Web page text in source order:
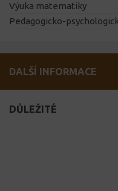
Výuka matematiky
Pedagogicko-
DALŠÍ INFORMACE
DŮLEŽITÉ